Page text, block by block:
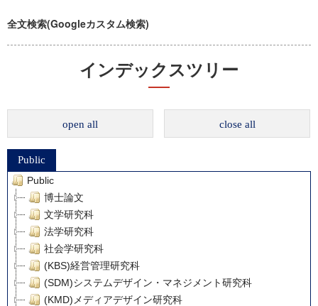
全文検索(Googleカスタム検索)
インデックスツリー
open all close all
Public
Public
博士論文
文学研究科
法学研究科
社会学研究科
(KBS)経営管理研究科
(SDM)システムデザイン・マネジメント研究科
(KMD)メディアデザイン研究科